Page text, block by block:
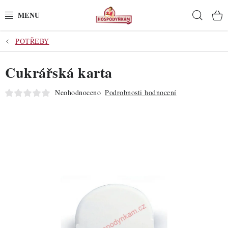
na
POTŘEBY
POMŮCKY
SUROVINY
POTŘEBY
Cukrářská karta
Neohodnoceno Podrobnosti hodnocení